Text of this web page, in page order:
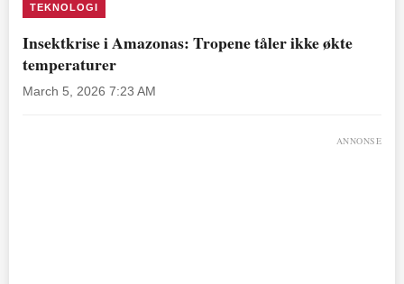
TEKNOLOGI
Insektkrise i Amazonas: Tropene tåler ikke økte
temperaturer
March 5, 2026 7:23 AM
ANNONSE